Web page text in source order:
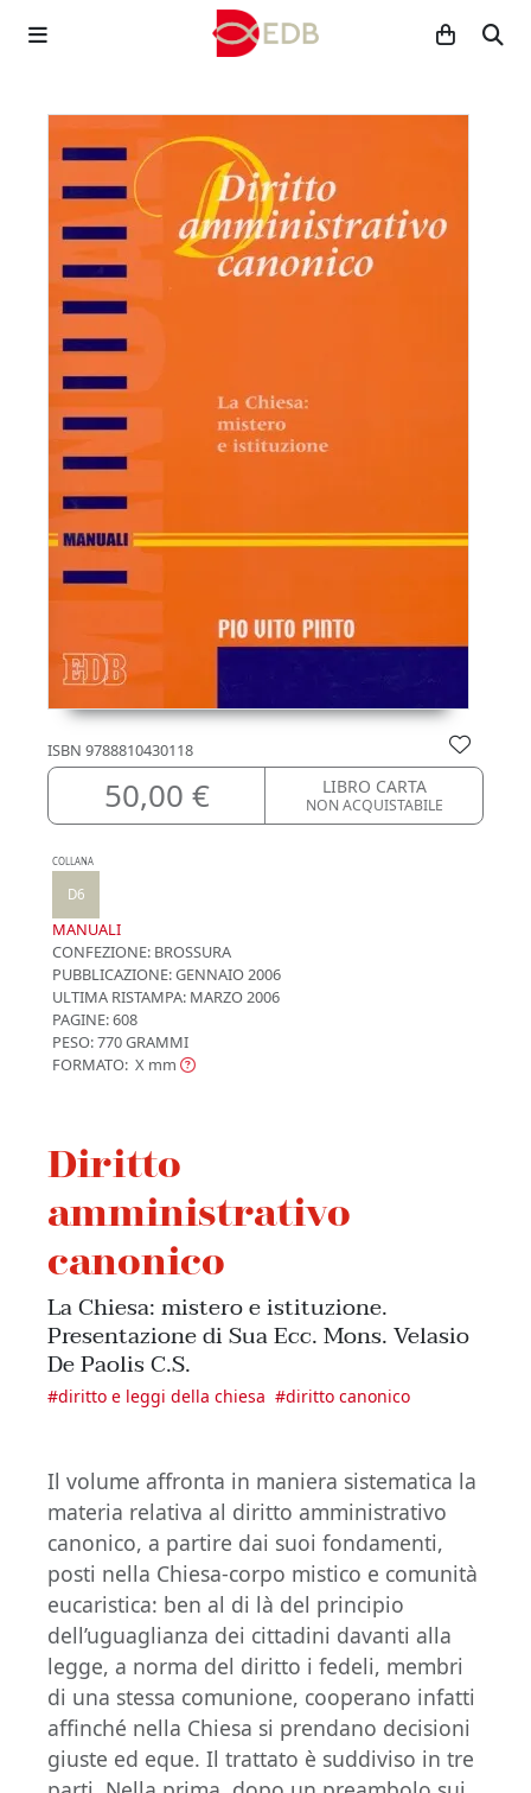
ISBN 9788810430118
50,00 € LIBRO CARTA
NON ACQUISTABILE
COLLANA
D6
MANUALI
CONFEZIONE: BROSSURA
PUBBLICAZIONE:GENNAIO 2006
ULTIMA RISTAMPA: MARZO 2006
PAGINE: 608
PESO: 770 GRAMMI
FORMATO: X mm
Diritto
amministrativo
canonico
La Chiesa: mistero e istituzione.
Presentazione di Sua Ecc. Mons. Velasio
De Paolis C.S.
#diritto e leggi della chiesa #diritto canonico
Il volume affronta in maniera sistematica la
materia relativa al diritto amministrativo
canonico, a partire dai suoi fondamenti,
posti nella Chiesa-corpo mistico e comunità
eucaristica: ben al di là del principio
dell’uguaglianza dei cittadini davanti alla
legge, a norma del diritto i fedeli, membri
di una stessa comunione, cooperano infatti
affinché nella Chiesa si prendano decisioni
giuste ed eque. Il trattato è suddiviso in tre